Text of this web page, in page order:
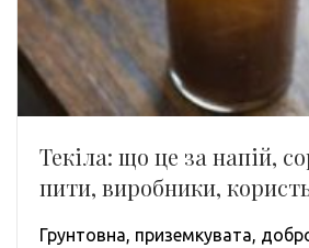
Текіла: що це за напій,
пити, виробники,
Грунтовна, приземкувата,